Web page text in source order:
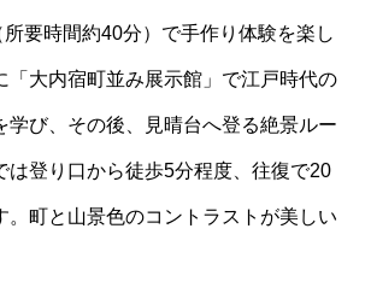
要時間約40分）で手作り体験を楽し
「大内宿町並み展示館」で江戸時代の
学び、その後、見晴台へ登る絶景ルー
は登り口から徒歩5分程度、往復で20
。町と山景色のコントラストが美しい